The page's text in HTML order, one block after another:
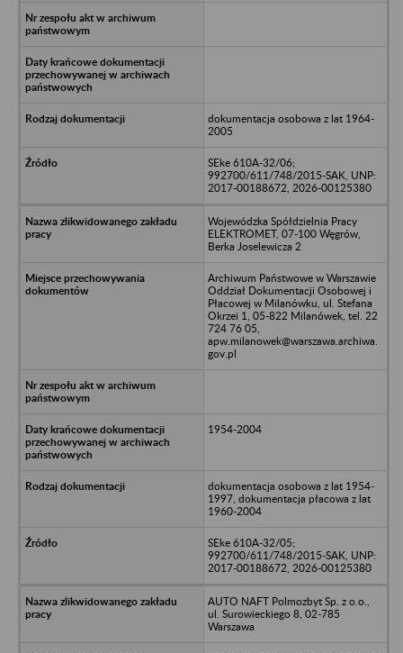
dokumentacja osobowa z lat 1964-
2005
SEke 610A-32/06;
992700/611/748/2015-SAK, UNP:
2017-00188672, 2026-00125380
Wojewódzka Spółdzielnia Pracy
ELEKTROMET, 07-100 Węgrów,
Berka Joselewicza 2
Archiwum Państwowe w Warszawie
Oddział Dokumentacji Osobowej i
Płacowej w Milanówku, ul. Stefana
Okrzei 1, 05-822 Milanówek, tel. 22
724 76 05,
apw.milanowek@warszawa.archiwa.
gov.pl
1954-2004
dokumentacja osobowa z lat 1954-
1997, dokumentacja płacowa z lat
1960-2004
SEke 610A-32/05;
992700/611/748/2015-SAK, UNP:
2017-00188672, 2026-00125380
AUTO NAFT Polmozbyt Sp. z o.o.,
ul. Surowieckiego 8, 02-785
Warszawa